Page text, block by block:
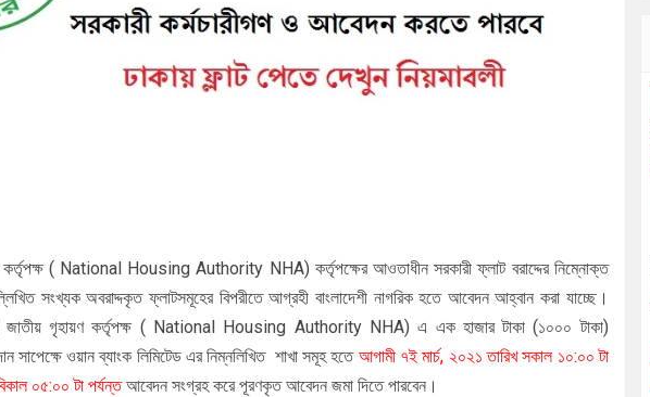
কর্তৃপক্ষ ( National Housing Authority NHA) কর্তৃপক্ষের আওতাধীন সরকারী ফ্লাট বরাদ্দের নিম্নোক্ত
সংখ্যক অবরাদ্দকৃত ফ্লাটসমূহের বিপরীতে আগ্রহী বাংলাদেশী নাগরিক হতে আবেদন আহ্বান করা যাচ্ছে।
জাতীয় গৃহায়ণ কর্তৃপক্ষ ( National Housing Authority NHA) এ এক হাজার টাকা (১০০০ টাকা)
ওয়ান ব্যাংক লিমিটেড এর নিম্নলিখিত শাখা সমূহ হতে আগামী ৭ই মার্চ, ২০২১ তারিখ সকাল ১০:০০ টা
০৫:০০ টা পর্যন্তআবেদন সংগ্রহ করে পূরণকৃত আবেদন জমা দিতে পারবেন।